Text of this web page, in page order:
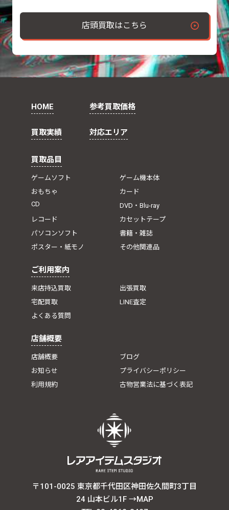
店頭買取はこちら
HOME 参考買取価格
買取実績 対応エリア
買取品目
ゲームソフト
ゲーム機本体
おもちゃ
カード
CD
DVD・Blu-ray
レコード
カセットテープ
パソコンソフト
書籍・雑誌
ポスター・紙モノ
その他関連品
ご利用案内
来店持込買取
出張買取
宅配買取
LINE査定
よくある質問
店舗概要
店舗概要
ブログ
お知らせ
プライバシーポリシー
利用規約
古物営業法に基づく表記
〒101-0025 東京都千代田区神田佐久間町3丁目
24 山本ビル1F →MAP